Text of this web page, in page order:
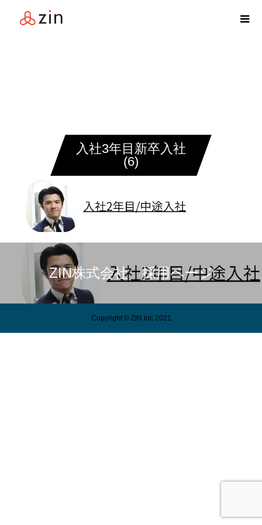
入社3年目新卒入社
(6)
ZIN株式会社 採用ページ
Copyright © ZIN inc 2021